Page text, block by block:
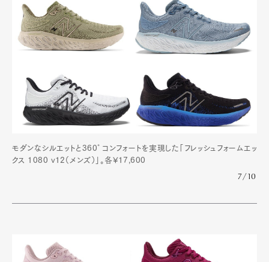
モダンなシルエットと360°コンフォートを実現した「フレッシュフォームエッ
クス 1080 v12（メンズ）」。各¥17,600
7/10